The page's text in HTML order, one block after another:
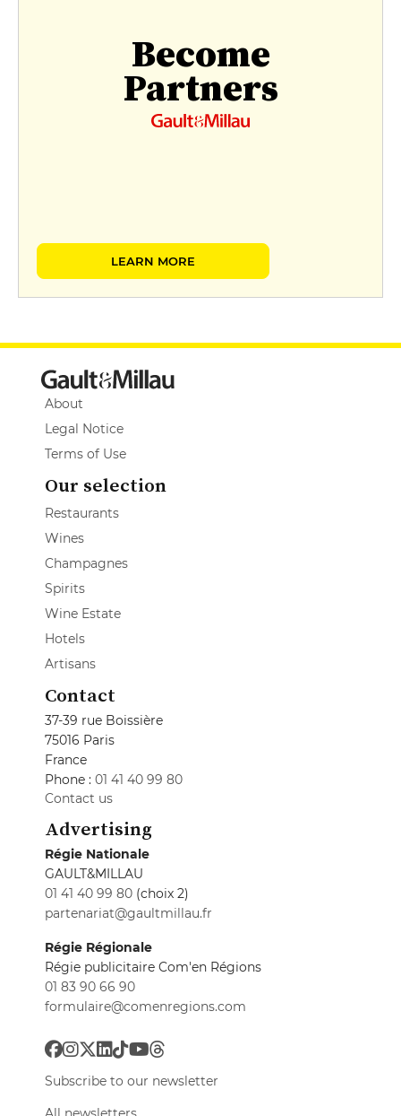
Become
Partners
LEARN MORE
About
Legal Notice
Terms of Use
Our selection
Restaurants
Wines
Champagnes
Spirits
Wine Estate
Hotels
Artisans
Contact
37-39 rue Boissière
75016 Paris
France
Phone : 01 41 40 99 80
Contact us
Advertising
Régie Nationale
GAULT&MILLAU
01 41 40 99 80 (choix 2)
partenariat@gaultmillau.fr
Régie Régionale
Régie publicitaire Com'en Régions
01 83 90 66 90
formulaire@comenregions.com
Subscribe to our newsletter